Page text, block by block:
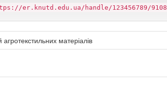
er.knutd.edu.ua/handle/123456789/9108
матеріалів